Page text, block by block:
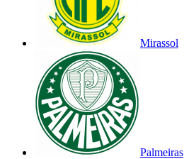
Mirassol
Palmeiras